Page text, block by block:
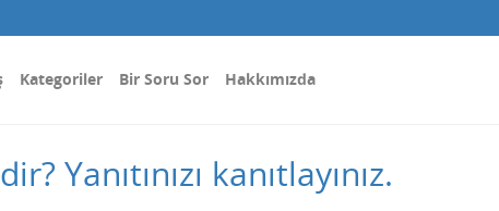
Kategoriler Bir Soru Sor Hakkımızda
Yanıtınızı kanıtlayınız.